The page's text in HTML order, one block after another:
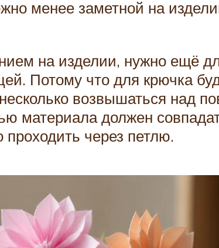
менее заметной на
на изделии, нужно ещё
Потому что для крючка
возвышаться над
материала должен
через петлю.